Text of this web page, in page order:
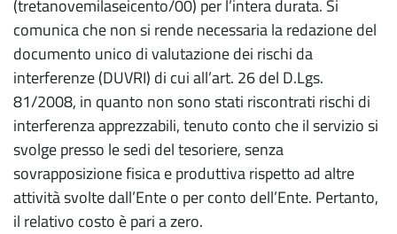
(tretanovemilaseicento/00) per l’intera durata. Si
comunica che non si rende necessaria la redazione del
documento unico di valutazione dei rischi da
interferenze (DUVRI) di cui all’art. 26 del D.Lgs.
81/2008, in quanto non sono stati riscontrati rischi di
interferenza apprezzabili, tenuto conto che il servizio si
svolge presso le sedi del tesoriere, senza
sovrapposizione fisica e produttiva rispetto ad altre
attività svolte dall’Ente o per conto dell’Ente. Pertanto,
il relativo costo è pari a zero.